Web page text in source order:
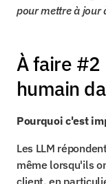
pour mettre à jour
À faire #2
humain
Pourquoi c'est
Les LLM
même lorsqu'ils
client, en